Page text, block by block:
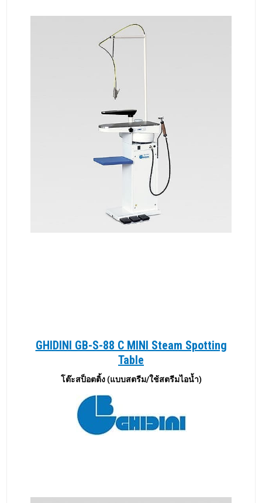
GHIDINI GB-S-88 C MINI Steam Spotting
Table
โต๊ะสป็อตติ้ง (แบบสตรีม/ใช้สตรีมไอน้ำ)